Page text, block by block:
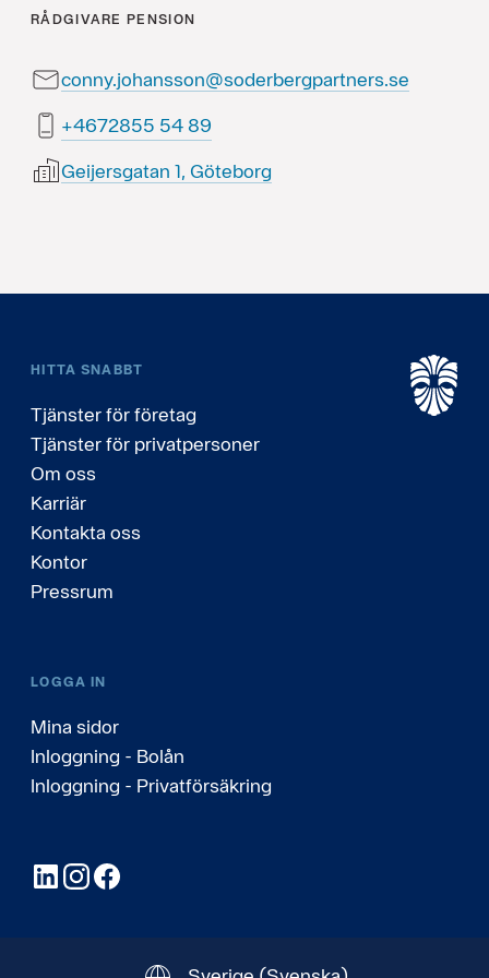
RÅDGIVARE PENSION
conny.johansson@soderbergpartners.se
98 45 5582764+
Geijersgatan 1, Göteborg
HITTA SNABBT
Tjänster för företag
Tjänster för privatpersoner
Om oss
Karriär
Kontakta oss
Kontor
Pressrum
LOGGA IN
Mina sidor
Inloggning - Bolån
Inloggning - Privatförsäkring
LinkedInInstagram